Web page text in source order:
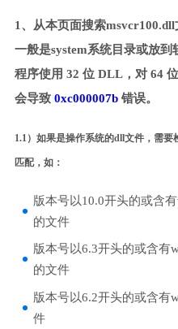
1、从本页面搜索msvcr100.dll
一般是system系统目录或放
程序使用 32 位 DLL，对 64
会导致 0xc000007b错误。
1.1）如果是操作系统的dll文件，需
匹配，如：
版本号以10.0开头的或含
的文件
版本号以6.3开头的或含有
的文件
版本号以6.2开头的或含有
件